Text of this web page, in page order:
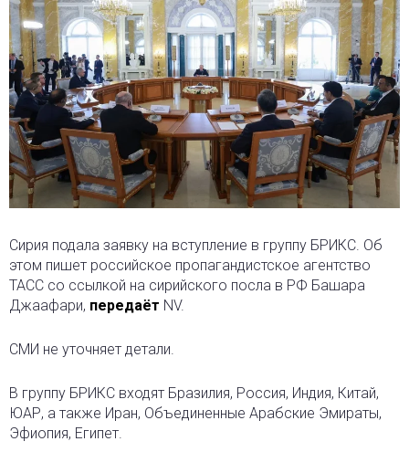
Сирия подала заявку на вступление в группу БРИКС. Об
этом пишет российское пропагандистское агентство
ТАСС со ссылкой на сирийского посла в РФ Башара
Джаафари, передаёт NV.
СМИ не уточняет детали.
В группу БРИКС входят Бразилия, Россия, Индия, Китай,
ЮАР, а также Иран, Объединенные Арабские Эмираты,
Эфиопия, Египет.